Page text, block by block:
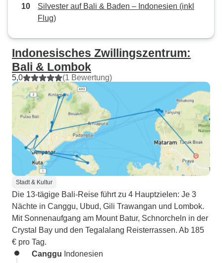
Silvester auf Bali & Baden – Indonesien (inkl
Flug)
Indonesisches Zwillingszentrum:
Bali & Lombok
5,0 (1 Bewertung)
Stadt & Kultur
Die 13-tägige Bali-Reise führt zu 4 Hauptzielen: Je 3
Nächte in Canggu, Ubud, Gili Trawangan und Lombok.
Mit Sonnenaufgang am Mount Batur, Schnorcheln in der
Crystal Bay und den Tegalalang Reisterrassen. Ab 185
€ pro Tag.
Canggu Indonesien